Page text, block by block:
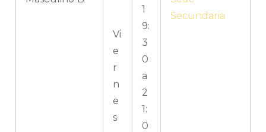
Secundaria
Vi
e
r
n
e
s
1
9:
3
0
a
2
1:
0